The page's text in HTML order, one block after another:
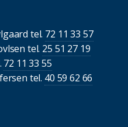
tel. 72 11 33 57
tel. 25 51 27 19
72 11 33 55
tel. 40 59 62 66